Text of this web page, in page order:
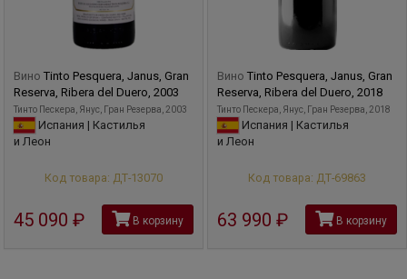
Виноград поступает в процесс в ящиках и помещается на
сортировочный стол, который используется для этой
цели во время сбора урожая.
Вино Tinto Pesquera, Janus, Gran
Reserva, Ribera del Duero, 2003
Тинто Пескера, Янус, Гран Резерва, 2003
Испания | Кастилья
и Леон
Код товара: ДТ-13070
45 090 руб В корзину
Вино Tinto Pesquera, Janus, Gran
Reserva, Ribera del Duero, 2018
Тинто Пескера, Янус, Гран Резерва, 2018
Испания | Кастилья
и Леон
Код товара: ДТ-69863
63 990 руб В корзину